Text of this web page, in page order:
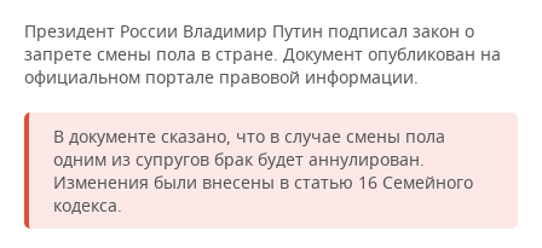
ДЕКЛАРАЦИИ О ДОХОДАХ
КОРОЛИ ГОСЗАКАЗА ПФО
ВУЗЫ ТАТАРСТАНА
КОМУ ПРИНАДЛЕЖАТ
ТОРГОВЫЕ ЦЕНТРЫ
ТАТАРСТАНА
НОВОСТИ ЭКОНОМИКИ
ФИНАНСЫ
БАНКИ
БЮДЖЕТ
ПРОМЫШЛЕННОСТЬ
НОВОСТИ
ПРОМЫШЛЕННОСТИ
АГРОПРОМ
МАШИНОСТРОЕНИЕ
НЕДВИЖИМОСТЬ
НОВОСТИ НЕДВИЖИМОСТИ
АВТО
НОВОСТИ АВТО
БИЗНЕС
Президент России Владимир Путин подписал закон о
запрете смены пола в стране. Документ опубликован на
официальном портале правовой информации.
В документе сказано, что в случае смены пола
одним из супругов брак будет аннулирован.
Изменения были внесены в статью 16 Семейного
кодекса.